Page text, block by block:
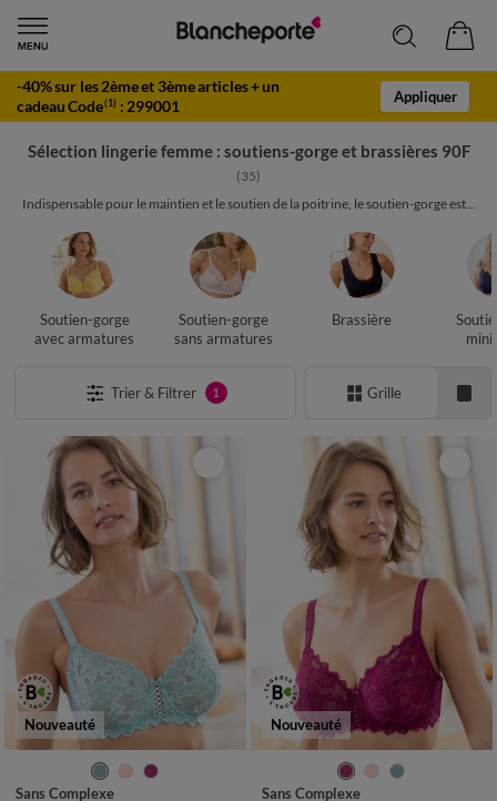
-40% sur les 2ème et 3ème articles + un
cadeau Code(1) : 299001
Appliquer
Sélection lingerie femme : soutiens-gorge et brassières 90F
(35)
Indispensable pour le maintien et le soutien de la poitrine, le soutien-gorge est...
Soutien-gorge
avec armatures
Soutien-gorge
sans armatures
Brassière
Trier & Filtrer 1 Grille
Nouveauté
Sans Complexe
Nouveauté
Sans Complexe